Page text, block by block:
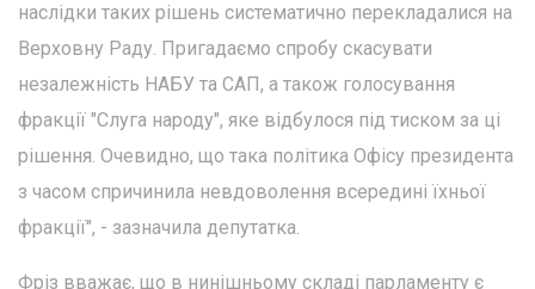
наслідки таких рішень систематично перекладалися на
Верховну Раду. Пригадаємо спробу скасувати
незалежність НАБУ та САП, а також голосування
фракції "Слуга народу", яке відбулося під тиском за ці
рішення. Очевидно, що така політика Офісу президента
з часом спричинила невдоволення всередині їхньої
фракції", - зазначила депутатка.
Фріз вважає, що в нинішньому складі парламенту є